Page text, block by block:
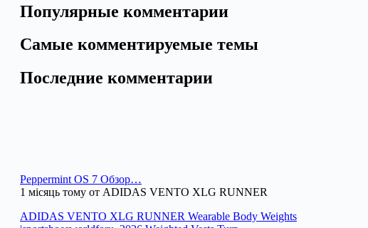
Популярные комментарии
Самые комментируемые темы
Последние комментарии
Peppermint OS 7 Обзор…
1 місяць тому от ADIDAS VENTO XLG RUNNER
ADIDAS VENTO XLG RUNNER Wearable Body Weights